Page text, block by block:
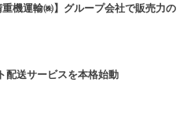
機運輸㈱】グループ会社で販売力の
配送サービスを本格始動